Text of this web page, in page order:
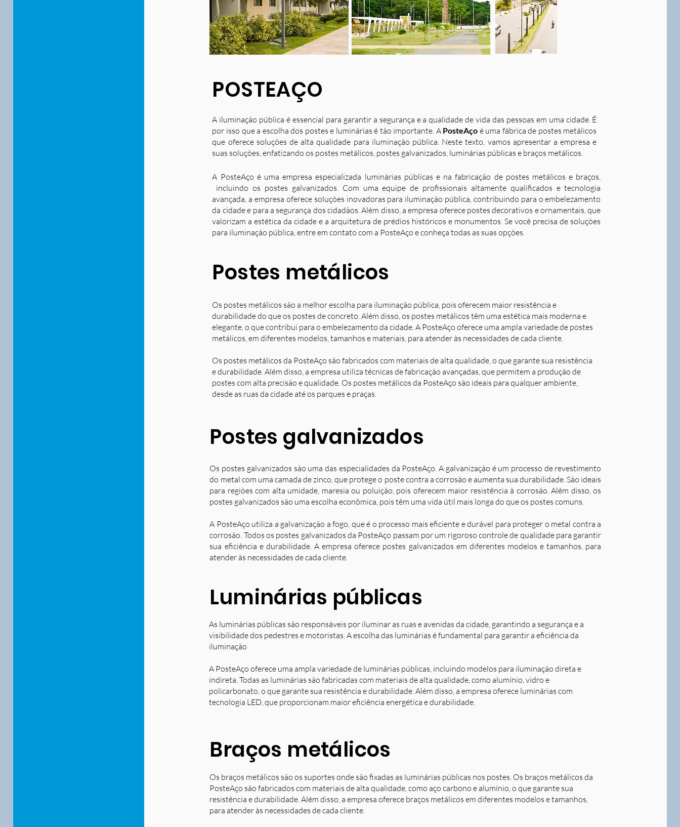
POSTEAÇO
A iluminação pública é essencial para garantir a segurança e a qualidade de vida das pessoas em uma cidade. É
por isso que a escolha dos postes e luminárias é tão importante. A PosteAço é uma fábrica de postes metálicos
que oferece soluções de alta qualidade para iluminação pública. Neste texto, vamos apresentar a empresa e
suas soluções, enfatizando os postes metálicos, postes galvanizados, luminárias públicas e braços metálicos.
A PosteAço é uma empresa especializada luminárias públicas e na fabricação de postes metálicos e braços,
incluindo os postes galvanizados. Com uma equipe de profissionais altamente qualificados e tecnologia
avançada, a empresa oferece soluções inovadoras para iluminação pública, contribuindo para o embelezamento
da cidade e para a segurança dos cidadãos. Além disso, a empresa oferece postes decorativos e ornamentais, que
valorizam a estética da cidade e a arquitetura de prédios históricos e monumentos. Se você precisa de soluções
para iluminação pública, entre em contato com a PosteAço e conheça todas as suas opções.
Postes metálicos
Os postes metálicos são a melhor escolha para iluminação pública, pois oferecem maior resistência e
durabilidade do que os postes de concreto. Além disso, os postes metálicos têm uma estética mais moderna e
elegante, o que contribui para o embelezamento da cidade. A PosteAço oferece uma ampla variedade de postes
metálicos, em diferentes modelos, tamanhos e materiais, para atender às necessidades de cada cliente.
Os postes metálicos da PosteAço são fabricados com materiais de alta qualidade, o que garante sua resistência
e durabilidade. Além disso, a empresa utiliza técnicas de fabricação avançadas, que permitem a produção de
postes com alta precisão e qualidade. Os postes metálicos da PosteAço são ideais para qualquer ambiente,
desde as ruas da cidade até os parques e praças.
Postes galvanizados
Os postes galvanizados são uma das especialidades da PosteAço. A galvanização é um processo de revestimento
do metal com uma camada de zinco, que protege o poste contra a corrosão e aumenta sua durabilidade. São ideais
para regiões com alta umidade, maresia ou poluição, pois oferecem maior resistência à corrosão. Além disso, os
postes galvanizados são uma escolha econômica, pois têm uma vida útil mais longa do que os postes comuns.
A PosteAço utiliza a galvanização a fogo, que é o processo mais eficiente e durável para proteger o metal contra a
corrosão. Todos os postes galvanizados da PosteAço passam por um rigoroso controle de qualidade para garantir
sua eficiência e durabilidade. A empresa oferece postes galvanizados em diferentes modelos e tamanhos, para
atender às necessidades de cada cliente.
Luminárias públicas
As luminárias públicas são responsáveis por iluminar as ruas e avenidas da cidade, garantindo a segurança e a
visibilidade dos pedestres e motoristas. A escolha das luminárias é fundamental para garantir a eficiência da
iluminação
A PosteAço oferece uma ampla variedade de luminárias públicas, incluindo modelos para iluminação direta e
indireta. Todas as luminárias são fabricadas com materiais de alta qualidade, como alumínio, vidro e
policarbonato, o que garante sua resistência e durabilidade. Além disso, a empresa oferece luminárias com
tecnologia LED, que proporcionam maior eficiência energética e durabilidade.
Braços metálicos
Os braços metálicos são os suportes onde são fixadas as luminárias públicas nos postes. Os braços metálicos da
PosteAço são fabricados com materiais de alta qualidade, como aço carbono e alumínio, o que garante sua
resistência e durabilidade. Além disso, a empresa oferece braços metálicos em diferentes modelos e tamanhos,
para atender às necessidades de cada cliente.